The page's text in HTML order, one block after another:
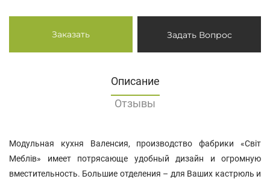
Заказать Задать Вопрос
Описание
Отзывы
Модульная кухня Валенсия, производство фабрики «Світ
Меблів» имеет потрясающе удобный дизайн и огромную
вместительность. Большие отделения – для Ваших кастрюль и